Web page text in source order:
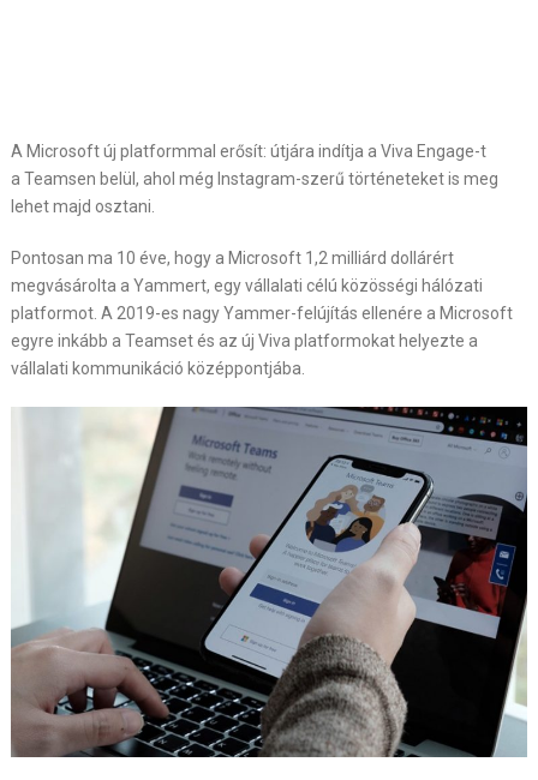
A Microsoft új platformmal erősít: útjára indítja a Viva Engage-t
a Teamsen belül, ahol még Instagram-szerű történeteket is meg
lehet majd osztani.
Pontosan ma 10 éve, hogy a Microsoft 1,2 milliárd dollárért
megvásárolta a Yammert, egy vállalati célú közösségi hálózati
platformot. A 2019-es nagy Yammer-felújítás ellenére a Microsoft
egyre inkább a Teamset és az új Viva platformokat helyezte a
vállalati kommunikáció középpontjába.